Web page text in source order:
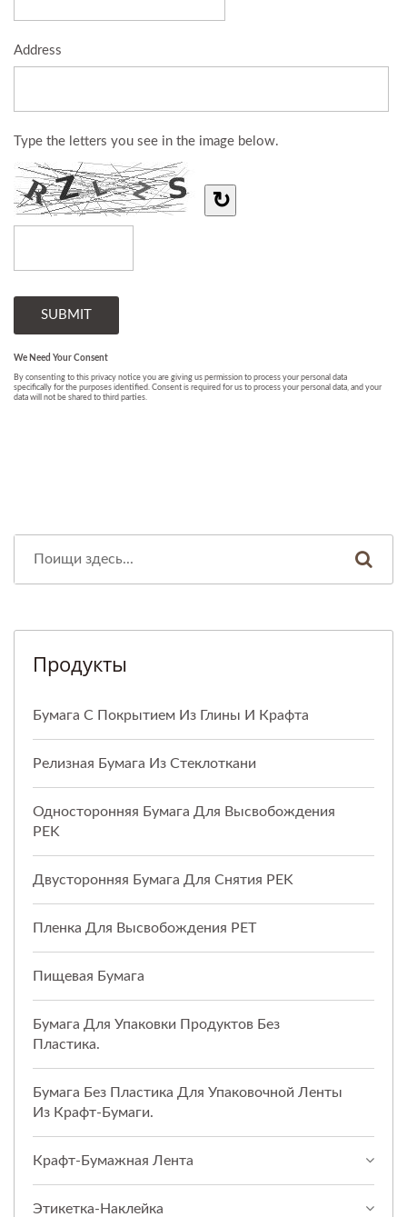
Продукты
Бумага С Покрытием Из Глины И Крафта
Релизная Бумага Из Стеклоткани
Односторонняя Бумага Для Высвобождения
PEK
Двусторонняя Бумага Для Снятия PEK
Пленка Для Высвобождения PET
Пищевая Бумага
Бумага Для Упаковки Продуктов Без
Пластика.
Бумага Без Пластика Для Упаковочной Ленты
Из Крафт-Бумаги.
Крафт-Бумажная Лента
Этикетка-Наклейка